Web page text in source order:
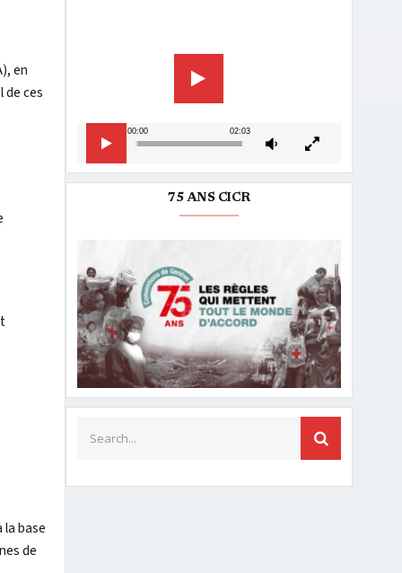
en
ces
base
de
00:00 02:03
75 ANS CICR